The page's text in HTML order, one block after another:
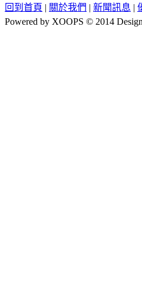
回到首頁 | 關於我們 | 新聞訊息 |
Powered by XOOPS © 2014